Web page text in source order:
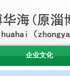
企业文化